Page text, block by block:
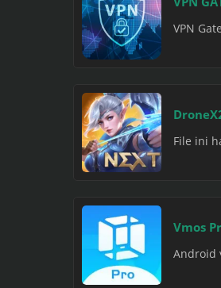
VPN
File ini
Vmos
Android